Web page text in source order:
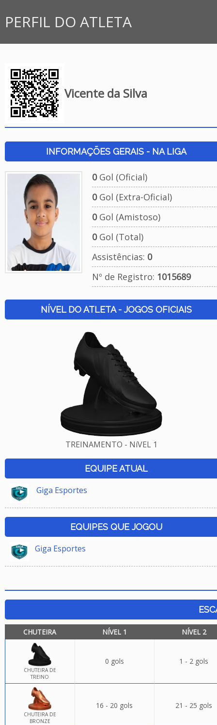
PERFIL DO ATLETA
Vicente da Silva
INFORMAÇÕES GERAIS - NA LIGA
0Gol (Oficial)
0Gol (Extra-Oficial)
0Gol (Amistoso)
0Gol (Total)
Assistências: 0
Nº de Registro: 1015689
NÍVEL DO ATLETA - JOGOS OFICIAIS
TREINAMENTO - NíVEL 1
EQUIPE ATUAL
Giga Esportes
EQUIPES QUE JOGOU
Giga Esportes
CHUTEIRA NÍVEL 1 NÍVEL 2
CHUTEIRA DE
TREINO
0 gols 1 - 2 gols
CHUTEIRA DE
BRONZE
16 - 20 gols 21 - 25 gols